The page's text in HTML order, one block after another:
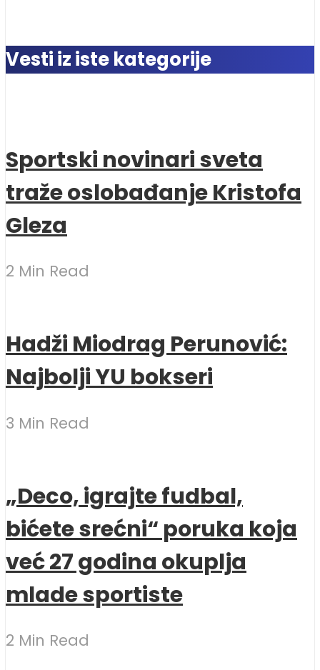
Vesti iz iste kategorije
Sportski novinari sveta
traže oslobađanje Kristofa
Gleza
2 Min Read
Hadži Miodrag Perunović:
Najbolji YU bokseri
3 Min Read
„Deco, igrajte fudbal,
bićete srećni“ poruka koja
već 27 godina okuplja
mlade sportiste
2 Min Read